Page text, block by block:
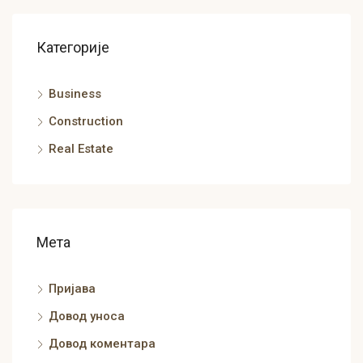
Категорије
Business
Construction
Real Estate
Мета
Пријава
Довод уноса
Довод коментара